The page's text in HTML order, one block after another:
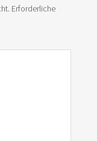
Erforderliche